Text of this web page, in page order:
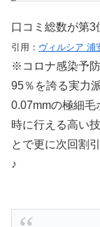
口コミ総数が第3
引用： ヴィルシア 浦
※コロナ感染予
95％を誇る実力
0.07mmの極細
時に行える高い
とで更に次回割
♪